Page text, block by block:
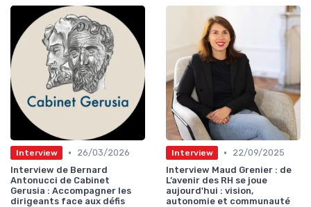
Interview •
26/03/2026
Interview de Bernard
Antonucci de Cabinet
Gerusia : Accompagner les
dirigeants face aux défis
Interview •
22/09/2025
Interview Maud Grenier : de
L’avenir des RH se joue
aujourd'hui : vision,
autonomie et communauté